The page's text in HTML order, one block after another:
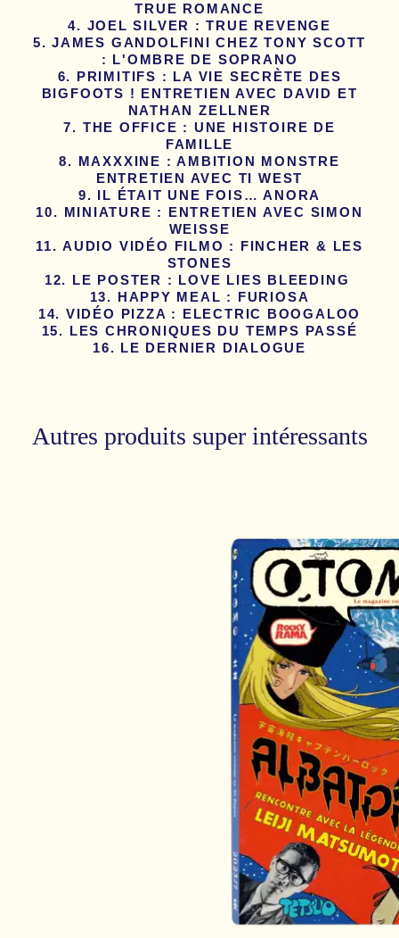
TRUE ROMANCE
JOEL SILVER : TRUE REVENGE
JAMES GANDOLFINI CHEZ TONY SCOTT
: L'OMBRE DE SOPRANO
PRIMITIFS : LA VIE SECRÈTE DES
BIGFOOTS ! ENTRETIEN AVEC DAVID ET
NATHAN ZELLNER
THE OFFICE : UNE HISTOIRE DE
FAMILLE
MAXXXINE : AMBITION MONSTRE
ENTRETIEN AVEC TI WEST
IL ÉTAIT UNE FOIS… ANORA
MINIATURE : ENTRETIEN AVEC SIMON
WEISSE
AUDIO VIDÉO FILMO : FINCHER & LES
STONES
LE POSTER : LOVE LIES BLEEDING
HAPPY MEAL : FURIOSA
VIDÉO PIZZA : ELECTRIC BOOGALOO
LES CHRONIQUES DU TEMPS PASSÉ
LE DERNIER DIALOGUE
Autres produits super intéressants